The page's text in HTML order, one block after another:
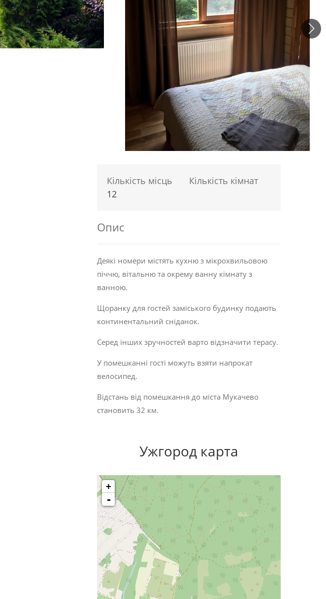
Кількість місць
12
Кількість кімнат
Опис
Деякі номери містять кухню з мікрохвильовою
піччю, вітальню та окрему ванну кімнату з
ванною.
Щоранку для гостей заміського будинку подають
континентальний сніданок.
Серед інших зручностей варто відзначити терасу.
У помешканні гості можуть взяти напрокат
велосипед.
Відстань від помешкання до міста Мукачево
становить 32 км.
Ужгород карта
+
-